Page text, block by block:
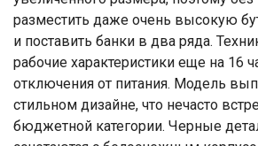
разместить даже очень высокую
и поставить банки в два ряда.
рабочие характеристики еще на 16
отключения от питания. Модель
стильном дизайне, что нечасто
бюджетной категории. Черные